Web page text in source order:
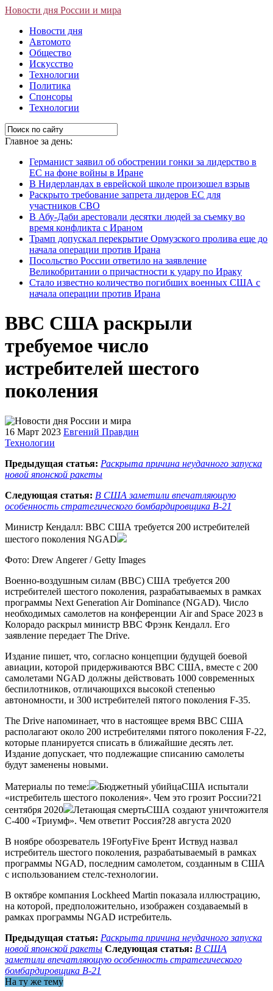
Новости дня России и мира
Новости дня
Автомото
Общество
Искусство
Технологии
Политика
Спонсоры
Технологии
Главное за день:
Германист заявил об обострении гонки за лидерство в
ЕС на фоне войны в Иране
В Нидерландах в еврейской школе произошел взрыв
Раскрыто требование запрета лидеров ЕС для
участников СВО
В Абу-Даби арестовали десятки людей за съемку во
время конфликта с Ираном
Трамп допускал перекрытие Ормузского пролива еще до
начала операции против Ирана
Посольство России ответило на заявление
Великобритании о причастности к удару по Ираку
Стало известно количество погибших военных США с
начала операции против Ирана
ВВС США раскрыли
требуемое число
истребителей шестого
поколения
16 Март 2023 Евгений Правдин
Технологии
Предыдущая статья: Раскрыта причина неудачного запуска
новой японской ракеты
Следующая статья: В США заметили впечатляющую
особенность стратегического бомбардировщика B-21
Министр Кендалл: ВВС США требуется 200 истребителей
шестого поколения NGAD
Фото: Drew Angerer / Getty Images
Военно-воздушным силам (ВВС) США требуется 200
истребителей шестого поколения, разрабатываемых в рамках
программы Next Generation Air Dominance (NGAD). Число
необходимых самолетов на конференции Air and Space 2023 в
Колорадо раскрыл министр ВВС Фрэнк Кендалл. Его
заявление передает The Drive.
Издание пишет, что, согласно концепции будущей боевой
авиации, которой придерживаются ВВС США, вместе с 200
самолетами NGAD должны действовать 1000 современных
беспилотников, отличающихся высокой степенью
автономности, и 300 истребителей пятого поколения F-35.
The Drive напоминает, что в настоящее время ВВС США
располагают около 200 истребителями пятого поколения F-22,
которые планируется списать в ближайшие десять лет.
Издание допускает, что подлежащие списанию самолеты
будут заменены новыми.
Материалы по теме:
Бюджетный убийцаСША испытали
«истребитель шестого поколения». Чем это грозит России?21
сентября 2020
Летающая смертьСША создают уничтожителя
С-400 «Триумф». Чем ответит Россия?28 августа 2020
В ноябре обозреватель 19FortyFive Брент Иствуд назвал
истребитель шестого поколения, разрабатываемый в рамках
программы NGAD, последним самолетом, созданным в США
с использованием стелс-технологии.
В октябре компания Lockheed Martin показала иллюстрацию,
на которой, предположительно, изображен создаваемый в
рамках программы NGAD истребитель.
Предыдущая статья: Раскрыта причина неудачного запуска
новой японской ракеты Следующая статья: В США
заметили впечатляющую особенность стратегического
бомбардировщика B-21
На ту же тему